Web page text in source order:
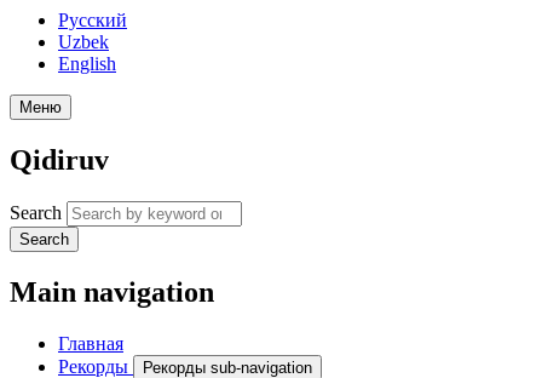
Русский
Uzbek
English
Меню
Qidiruv
Search
Search
Main navigation
Главная
Рекорды
Рекорды sub-navigation